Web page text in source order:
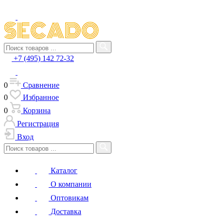
+7 (495) 142 72-32
0
Сравнение
0
Избранное
0
Корзина
Регистрация
Вход
Каталог
О компании
Оптовикам
Доставка